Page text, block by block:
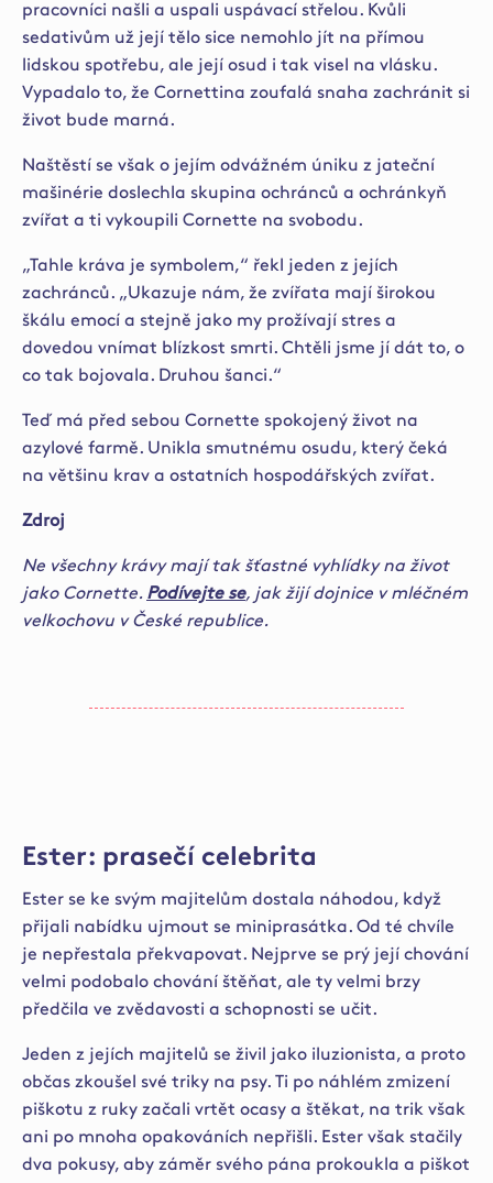
pracovníci našli a uspali uspávací střelou. Kvůli
sedativům už její tělo sice nemohlo jít na přímou
lidskou spotřebu, ale její osud i tak visel na vlásku.
Vypadalo to, že Cornettina zoufalá snaha zachránit si
život bude marná.
Naštěstí se však o jejím odvážném úniku z jateční
mašinérie doslechla skupina ochránců a ochránkyň
zvířat a ti vykoupili Cornette na svobodu.
„Tahle kráva je symbolem,“ řekl jeden z jejích
zachránců. „Ukazuje nám, že zvířata mají širokou
škálu emocí a stejně jako my prožívají stres a
dovedou vnímat blízkost smrti. Chtěli jsme jí dát to, o
co tak bojovala. Druhou šanci.“
Teď má před sebou Cornette spokojený život na
azylové farmě. Unikla smutnému osudu, který čeká
na většinu krav a ostatních hospodářských zvířat.
Zdroj
Ne všechny krávy mají tak šťastné vyhlídky na život
jako Cornette. Podívejte se, jak žijí dojnice v mléčném
velkochovu v České republice.
Ester: prasečí celebrita
Ester se ke svým majitelům dostala náhodou, když
přijali nabídku ujmout se miniprasátka. Od té chvíle
je nepřestala překvapovat. Nejprve se prý její chování
velmi podobalo chování štěňat, ale ty velmi brzy
předčila ve zvědavosti a schopnosti se učit.
Jeden z jejích majitelů se živil jako iluzionista, a proto
občas zkoušel své triky na psy. Ti po náhlém zmizení
piškotu z ruky začali vrtět ocasy a štěkat, na trik však
ani po mnoha opakováních nepřišli. Ester však stačily
dva pokusy, aby záměr svého pána prokoukla a piškot